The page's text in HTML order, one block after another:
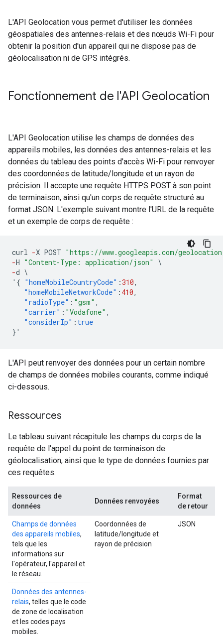
L'API Geolocation vous permet d'utiliser les données
géospatiales des antennes-relais et des nœuds Wi-Fi pour
obtenir la position d'un appareil qui ne dispose pas de
géolocalisation ni de GPS intégrés.
Fonctionnement de l'API Geolocation
L'API Geolocation utilise les champs de données des
appareils mobiles, les données des antennes-relais et les
données du tableau des points d'accès Wi-Fi pour renvoyer
des coordonnées de latitude/longitude et un rayon de
précision. Il accepte une requête HTTPS POST à son point
de terminaison, ainsi qu'un corps de requête structuré au
format JSON. L'exemple suivant montre l'URL de la requête
et un exemple de corps de requête :
curl -X POST "https://www.googleapis.com/
-H "Content-Type: application/json"
\
-d \
' { "homeMobileCountryCode" :310,
"homeMobileNetworkCode" : 410,
"radioType" : "gsm" ,
"carrier" : "Vodafone" ,
"considerIp" : true
} '
L'API peut renvoyer des données pour un certain nombre
de champs de données mobiles courants, comme indiqué
ci-dessous.
Ressources
Le tableau suivant récapitule les champs du corps de la
requête de l'appel du point de terminaison de
géolocalisation, ainsi que le type de données fournies par
ces requêtes.
Ressources de
données
Données renvoyées
Format
de retour
Champs de données
des appareils mobiles,
tels que les
informations sur
l'opérateur, l'appareil et
le réseau.
Coordonnées de
latitude/longitude et
rayon de précision
JSON
Données des antennes-
relais, telles que le code
de zone de localisation
et les codes pays
mobiles.